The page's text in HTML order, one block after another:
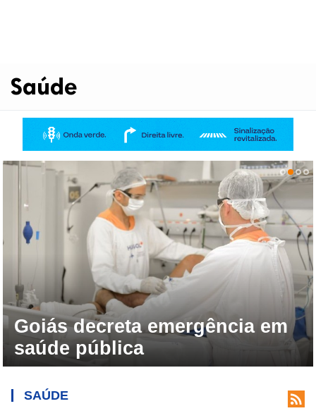
Saúde
de leite do Hemu opera
metade do estoque ideal
Goiás decreta emergência em
saúde pública
SAÚDE 